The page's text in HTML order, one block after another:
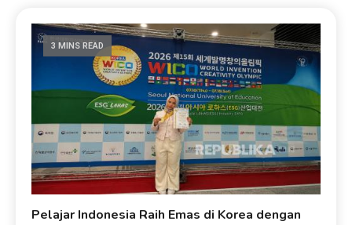
3 MINS READ
Pelajar Indonesia Raih Emas di Korea dengan